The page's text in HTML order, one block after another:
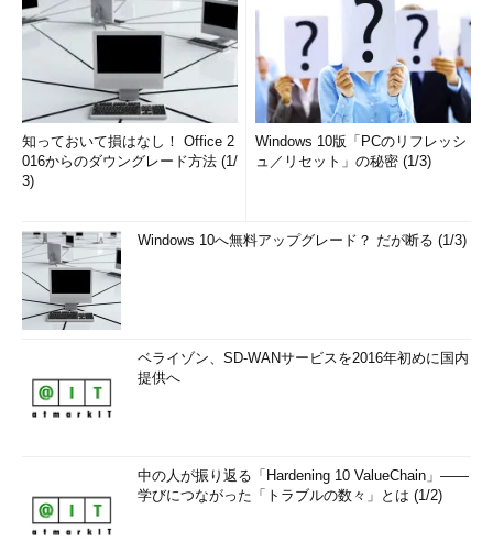
知っておいて損はなし！ Office 2
016からのダウングレード方法 (1/
3)
Windows 10版「PCのリフレッシ
ュ／リセット」の秘密 (1/3)
Windows 10へ無料アップグレード？ だが断る (1/3)
ベライゾン、SD-WANサービスを2016年初めに国内
提供へ
中の人が振り返る「Hardening 10 ValueChain」――
学びにつながった「トラブルの数々」とは (1/2)